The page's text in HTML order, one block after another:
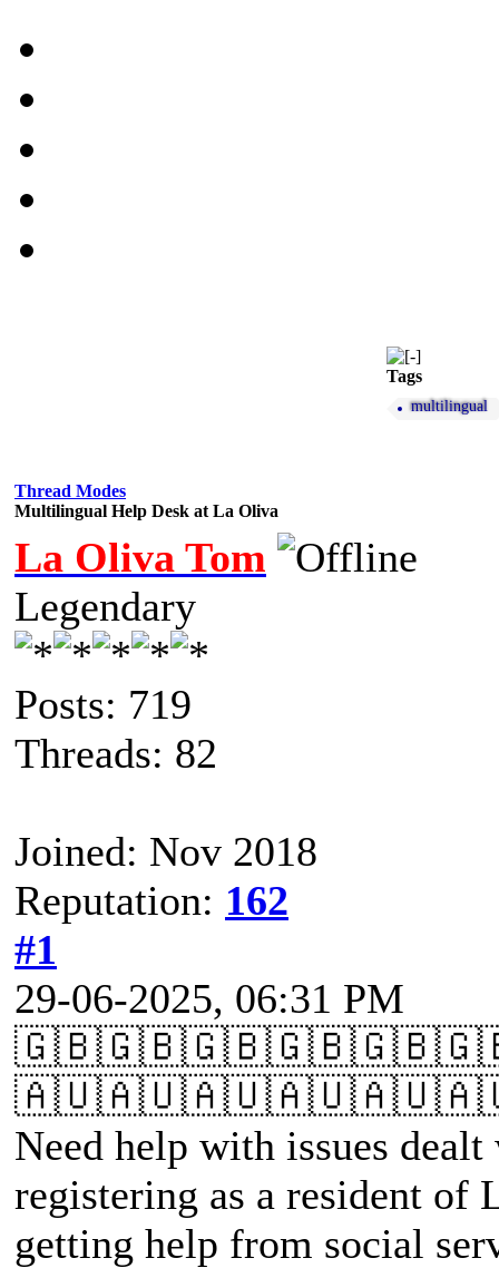
Tags
multilingual
Thread Modes
Multilingual Help Desk at La Oliva
La Oliva Tom
Legendary
Posts: 719
Threads: 82
Joined: Nov 2018
Reputation: 162
#1
29-06-2025, 06:31 PM
Need help with issues
registering as a resident of
getting help from social